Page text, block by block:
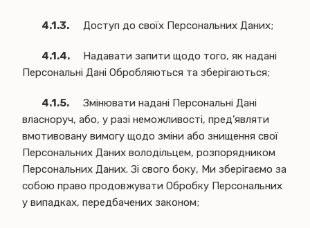
4.1.3. Доступ до своїх Персональних Даних;
4.1.4.
Надавати запити щодо того, як надані
Персональні Дані Обробляються та зберігаються;
4.1.5. Змінювати надані Персональні Дані
власноруч, або, у разі неможливості, пред’являти
вмотивовану вимогу щодо зміни або знищення свої
Персональних Даних володільцем, розпорядником
Персональних Даних. Зі свого боку, Ми зберігаємо за
собою право продовжувати Обробку Персональних
у випадках, передбачених законом;